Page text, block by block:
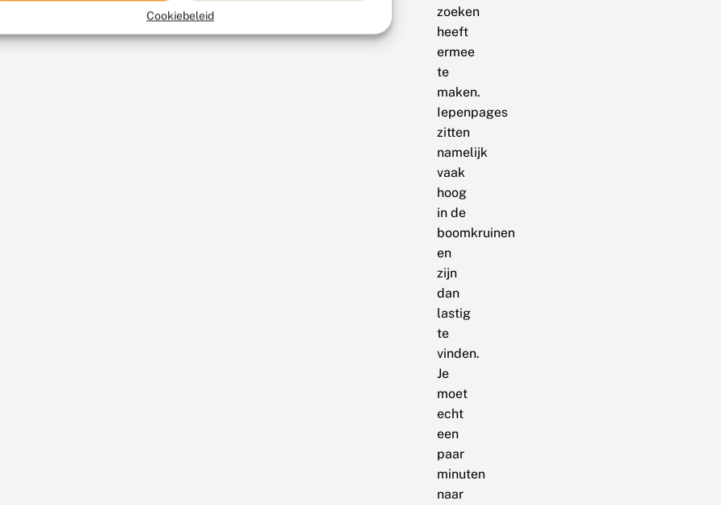
Cookiebeleid
zoeken
heeft
ermee
te
maken.
Iepenpages
zitten
namelijk
vaak
hoog
in de
boomkruinen
en
zijn
dan
lastig
te
vinden.
Je
moet
echt
een
paar
minuten
naar